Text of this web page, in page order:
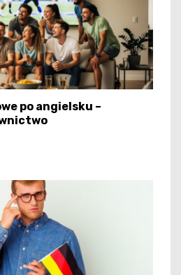
po angielsku –